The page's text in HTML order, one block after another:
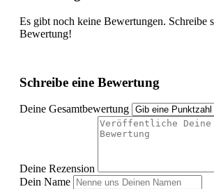
Es gibt noch keine Bewertungen. Schreibe
Bewertung!
Schreibe eine Bewertung
Deine Gesamtbewertung
Deine Rezension
Dein Name